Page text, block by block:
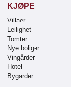
KJØPE
Villaer
Leilighet
Tomter
Nye boliger
Vingårder
Hotel
Bygårder